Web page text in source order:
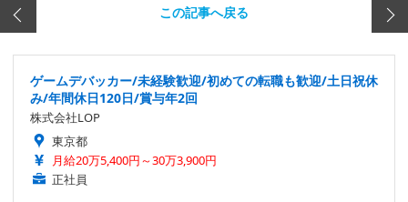
この記事へ戻る
ゲームデバッカー/未経験歓迎/初めての転職も歓迎/土日祝休
み/年間休日120日/賞与年2回
株式会社LOP
東京都
月給20万5,400円～30万3,900円
正社員